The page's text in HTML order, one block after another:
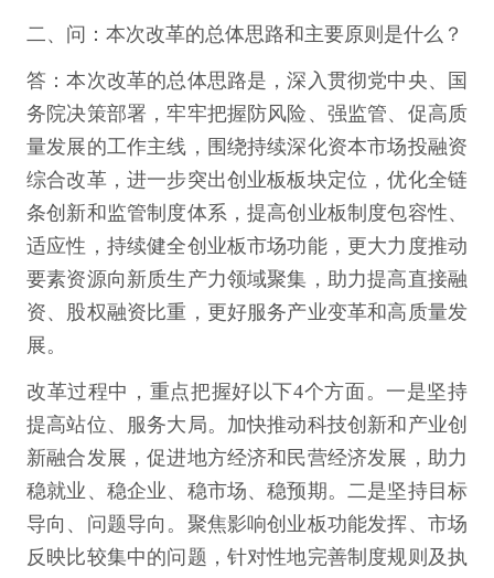
二、问：本次改革的总体思路和主要原则是什么？
答：本次改革的总体思路是，深入贯彻党中央、国
务院决策部署，牢牢把握防风险、强监管、促高质
量发展的工作主线，围绕持续深化资本市场投融资
综合改革，进一步突出创业板板块定位，优化全链
条创新和监管制度体系，提高创业板制度包容性、
适应性，持续健全创业板市场功能，更大力度推动
要素资源向新质生产力领域聚集，助力提高直接融
资、股权融资比重，更好服务产业变革和高质量发
展。
改革过程中，重点把握好以下4个方面。一是坚持
提高站位、服务大局。加快推动科技创新和产业创
新融合发展，促进地方经济和民营经济发展，助力
稳就业、稳企业、稳市场、稳预期。二是坚持目标
导向、问题导向。聚焦影响创业板功能发挥、市场
反映比较集中的问题，针对性地完善制度规则及执